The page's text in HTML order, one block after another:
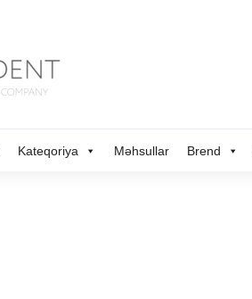
Kateqoriya Məhsullar Brend